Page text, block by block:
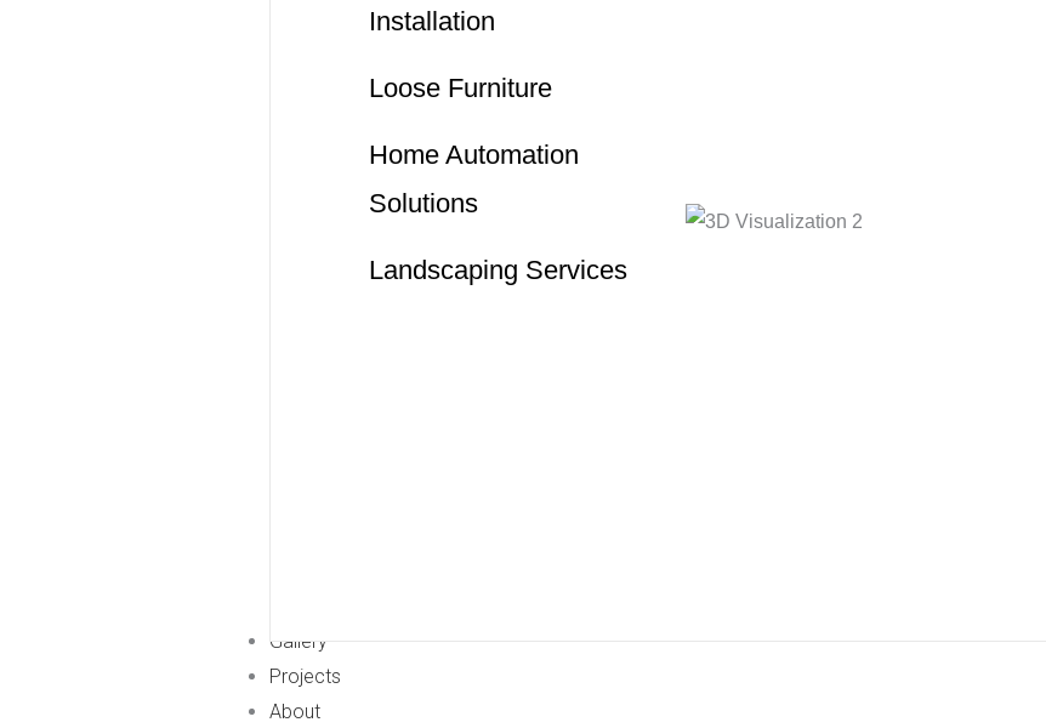
Installation
Loose Furniture
Home Automation
Solutions
Landscaping Services
Gallery
Projects
About